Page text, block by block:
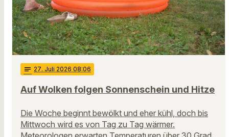
notes 27. Juli 2026 08:06
Auf Wolken folgen Sonnenschein und Hitze
Die Woche beginnt bewölkt und eher kühl, doch bis
Mittwoch wird es von Tag zu Tag wärmer.